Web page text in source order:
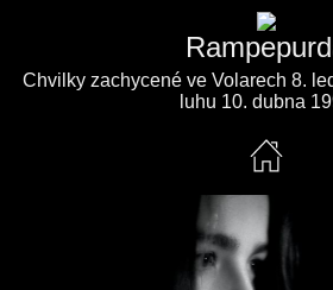
Chvilky zachycené ve Volarech 8.
luhu 10. dubna